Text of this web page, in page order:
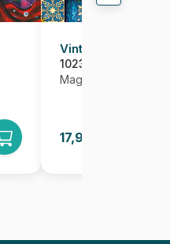
Vintage Patterns
1023 pièces
Magnolia
17,95€